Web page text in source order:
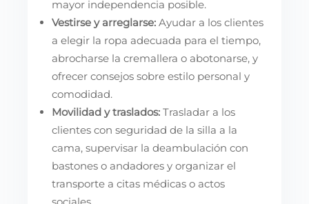
mayor independencia posible.
Vestirse y arreglarse: Ayudar a los clientes
a elegir la ropa adecuada para el tiempo,
abrocharse la cremallera o abotonarse, y
ofrecer consejos sobre estilo personal y
comodidad.
Movilidad y traslados: Trasladar a los
clientes con seguridad de la silla a la
cama, supervisar la deambulación con
bastones o andadores y organizar el
transporte a citas médicas o actos